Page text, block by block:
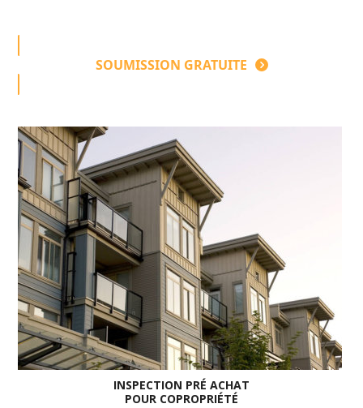
SOUMISSION GRATUITE
INSPECTION PRÉ ACHAT
POUR COPROPRIÉTÉ